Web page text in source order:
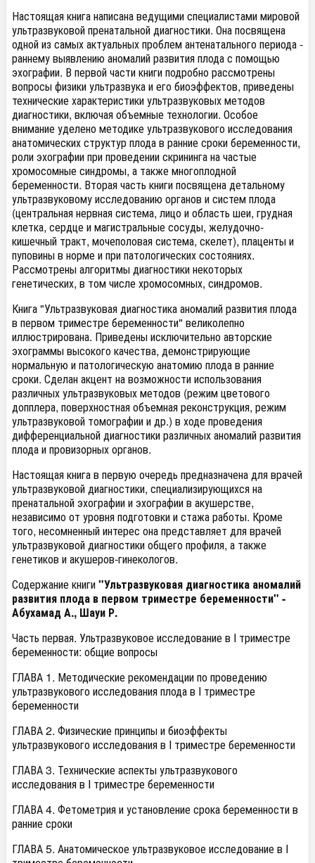
Настоящая книга написана ведущими специалистами мировой
ультразвуковой пренатальной диагностики. Она посвящена
одной из самых актуальных проблем антенатального периода -
раннему выявлению аномалий развития плода с помощью
эхографии. В первой части книги подробно рассмотрены
вопросы физики ультразвука и его биоэффектов, приведены
технические характеристики ультразвуковых методов
диагностики, включая объемные технологии. Особое
внимание уделено методике ультразвукового исследования
анатомических структур плода в ранние сроки беременности,
роли эхографии при проведении скрининга на частые
хромосомные синдромы, а также многоплодной
беременности. Вторая часть книги посвящена детальному
ультразвуковому исследованию органов и систем плода
(центральная нервная система, лицо и область шеи, грудная
клетка, сердце и магистральные сосуды, желудочно-
кишечный тракт, мочеполовая система, скелет), плаценты и
пуповины в норме и при патологических состояниях.
Рассмотрены алгоритмы диагностики некоторых
генетических, в том числе хромосомных, синдромов.
Книга "Ультразвуковая диагностика аномалий развития плода
в первом триместре беременности" великолепно
иллюстрирована. Приведены исключительно авторские
эхограммы высокого качества, демонстрирующие
нормальную и патологическую анатомию плода в ранние
сроки. Сделан акцент на возможности использования
различных ультразвуковых методов (режим цветового
допплера, поверхностная объемная реконструкция, режим
ультразвуковой томографии и др.) в ходе проведения
дифференциальной диагностики различных аномалий развития
плода и провизорных органов.
Настоящая книга в первую очередь предназначена для врачей
ультразвуковой диагностики, специализирующихся на
пренатальной эхографии и эхографии в акушерстве,
независимо от уровня подготовки и стажа работы. Кроме
того, несомненный интерес она представляет для врачей
ультразвуковой диагностики общего профиля, а также
генетиков и акушеров-гинекологов.
Содержание книги"Ультразвуковая диагностика аномалий
развития плода в первом триместре беременности" -
Абухамад А., Шауи Р.
Часть первая. Ультразвуковое исследование в I триместре
беременности: общие вопросы
ГЛАВА 1. Методические рекомендации по проведению
ультразвукового исследования плода в I триместре
беременности
ГЛАВА 2. Физические принципы и биоэффекты
ультразвукового исследования в I триместре беременности
ГЛАВА 3. Технические аспекты ультразвукового
исследования в I триместре беременности
ГЛАВА 4. Фетометрия и установление срока беременности в
ранние сроки
ГЛАВА 5. Анатомическое ультразвуковое исследование в I